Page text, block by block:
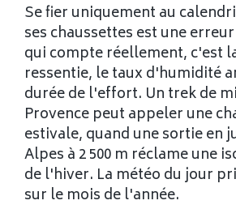
Se fier uniquement au
ses chaussettes est une
qui compte réellement, c'est
ressentie, le taux d'humidité
durée de l'effort. Un trek de
Provence peut appeler une
estivale, quand une sortie en
Alpes à 2 500 m réclame une
de l'hiver. La météo du jour
sur le mois de l'année.